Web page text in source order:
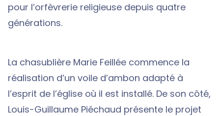
pour l’orfèvrerie religieuse depuis quatre
générations.
La chasublière Marie Feillée commence la
réalisation d’un voile d’ambon adapté à
l’esprit de l’église où il est installé. De son côté,
Louis-Guillaume Piéchaud présente le projet